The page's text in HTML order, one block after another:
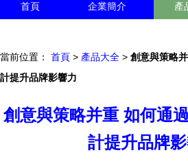
首頁 企業簡介 產
當前位置： 首頁 > 產品大全 > 創意與策略
計提升品牌影響力
創意與策略并重 如何通
計提升品牌